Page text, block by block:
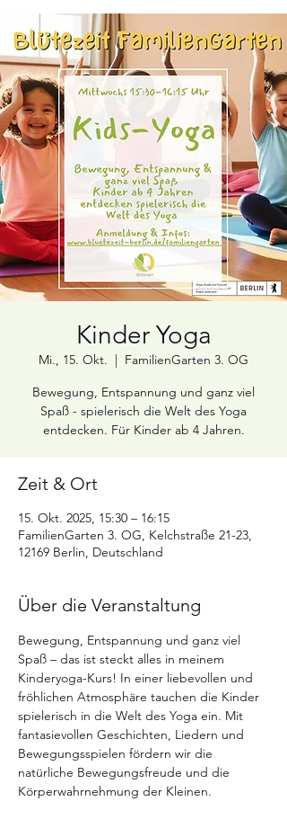
Kinder Yoga
Mi., 15. Okt.
  |
FamilienGarten 3. OG
Bewegung, Entspannung und ganz viel
Spaß - spielerisch die Welt des Yoga
entdecken. Für Kinder ab 4 Jahren.
Zeit & Ort
15. Okt. 2025, 15:30 – 16:15
FamilienGarten 3. OG, Kelchstraße 21-23,
12169 Berlin, Deutschland
Über die Veranstaltung
Bewegung, Entspannung und ganz viel
Spaß – das ist steckt alles in meinem
Kinderyoga-Kurs! In einer liebevollen und
fröhlichen Atmosphäre tauchen die Kinder
spielerisch in die Welt des Yoga ein. Mit
fantasievollen Geschichten, Liedern und
Bewegungsspielen fördern wir die
natürliche Bewegungsfreude und die
Körperwahrnehmung der Kleinen.